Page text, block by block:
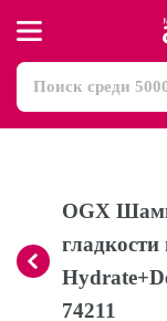
OGX
74211